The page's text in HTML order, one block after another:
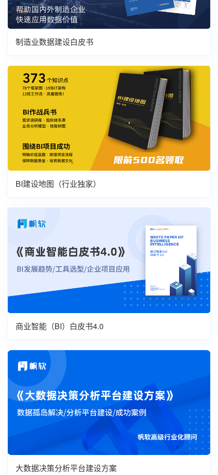
制造业数据建设白皮书
BI建设地图（行业独家）
商业智能（BI）白皮书4.0
大数据决策分析平台建设方案